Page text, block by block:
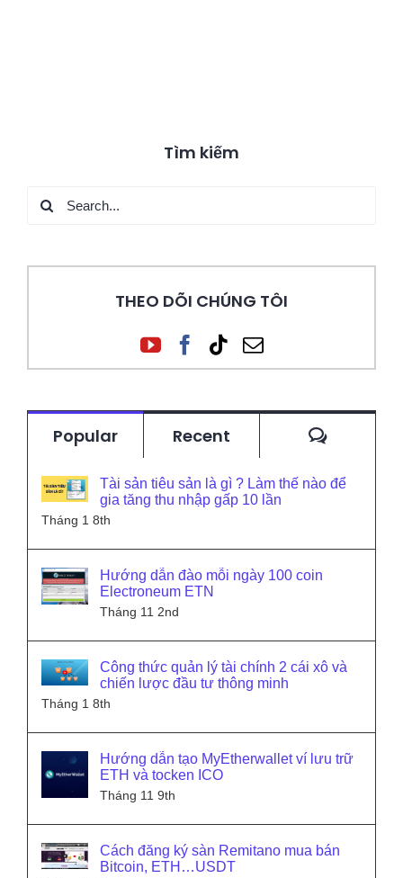
Tìm kiếm
Search
THEO DÕI CHÚNG TÔI
Popular Recent
Tài sản tiêu sản là gì ? Làm thế nào để
gia tăng thu nhập gấp 10 lần
Tháng 1 8th
Hướng dẫn đào mỗi ngày 100 coin
Electroneum ETN
Tháng 11 2nd
Công thức quản lý tài chính 2 cái xô và
chiến lược đầu tư thông minh
Tháng 1 8th
Hướng dẫn tạo MyEtherwallet ví lưu trữ
ETH và tocken ICO
Tháng 11 9th
Cách đăng ký sàn Remitano mua bán
Bitcoin, ETH…USDT